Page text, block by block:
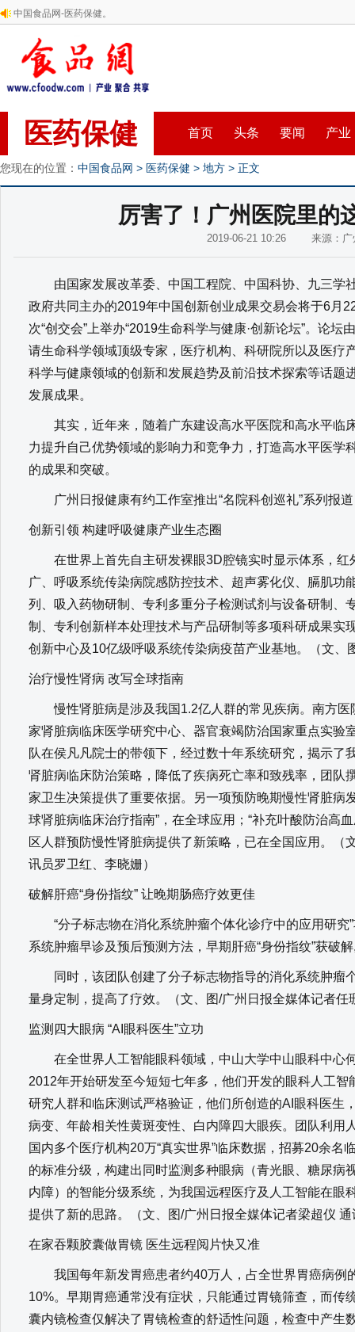
中国食品网-医药保健。
医药保健 首页 头条 要闻 产业
您现在的位置： 中国食品网 > 医药保健 > 地方 > 正文
厉害了！广州医院里的
2019-06-21 10:26 来源：广
由国家发展改革委、中国工程院、中国科协、九三学
政府共同主办的2019年中国创新创业成果交易会将于6月
次“创交会”上举办“2019生命科学与健康·创新论坛”。论
请生命科学领域顶级专家，医疗机构、科研院所以及医疗
科学与健康领域的创新和发展趋势及前沿技术探索等话题
发展成果。
其实，近年来，随着广东建设高水平医院和高水平临
力提升自己优势领域的影响力和竞争力，打造高水平医学
的成果和突破。
广州日报健康有约工作室推出“名院科创巡礼”系列报
创新引领 构建呼吸健康产业生态圈
在世界上首先自主研发裸眼3D腔镜实时显示体系，红
广、呼吸系统传染病院感防控技术、超声雾化仪、膈肌功
列、吸入药物研制、专利多重分子检测试剂与设备研制、
制、专利创新样本处理技术与产品研制等多项科研成果实
创新中心及10亿级呼吸系统传染病疫苗产业基地。（文、
治疗慢性肾病 改写全球指南
慢性肾脏病是涉及我国1.2亿人群的常见疾病。南方医
家肾脏病临床医学研究中心、器官衰竭防治国家重点实验
队在侯凡凡院士的带领下，经过数十年系统研究，揭示了
肾脏病临床防治策略，降低了疾病死亡率和致残率，团队
家卫生决策提供了重要依据。另一项预防晚期慢性肾脏病
球肾脏病临床治疗指南”，在全球应用；“补充叶酸防治高
区人群预防慢性肾脏病提供了新策略，已在全国应用。（
讯员罗卫红、李晓姗）
破解肝癌“身份指纹” 让晚期肠癌疗效更佳
“分子标志物在消化系统肿瘤个体化诊疗中的应用研究
系统肿瘤早诊及预后预测方法，早期肝癌“身份指纹”获破
同时，该团队创建了分子标志物指导的消化系统肿瘤
量身定制，提高了疗效。（文、图/广州日报全媒体记者任
监测四大眼病 “AI眼科医生”立功
在全世界人工智能眼科领域，中山大学中山眼科中心
2012年开始研发至今短短七年多，他们开发的眼科人工
研究人群和临床测试严格验证，他们所创造的AI眼科医生
病变、年龄相关性黄斑变性、白内障四大眼疾。团队利用
国内多个医疗机构20万“真实世界”临床数据，招募20余名
的标准分级，构建出同时监测多种眼病（青光眼、糖尿病
内障）的智能分级系统，为我国远程医疗及人工智能在眼
提供了新的思路。（文、图/广州日报全媒体记者梁超仪
在家吞颗胶囊做胃镜 医生远程阅片快又准
我国每年新发胃癌患者约40万人，占全世界胃癌病例
10%。早期胃癌通常没有症状，只能通过胃镜筛查，而传
囊内镜检查仅解决了胃镜检查的舒适性问题，检查中产生